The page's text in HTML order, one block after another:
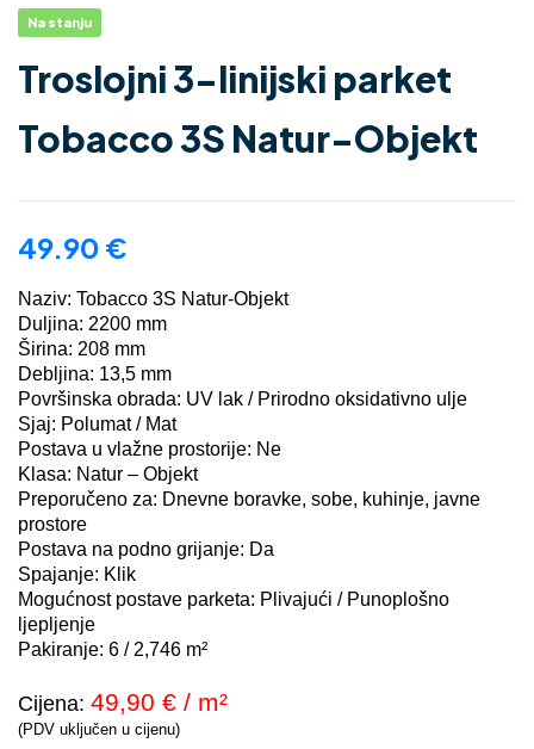
Na stanju
Troslojni 3-linijski parket
Tobacco 3S Natur-Objekt
49.90 €
Naziv: Tobacco 3S Natur-Objekt
Duljina: 2200 mm
Širina: 208 mm
Debljina: 13,5 mm
Površinska obrada: UV lak / Prirodno oksidativno ulje
Sjaj: Polumat / Mat
Postava u vlažne prostorije: Ne
Klasa: Natur – Objekt
Preporučeno za: Dnevne boravke, sobe, kuhinje, javne
prostore
Postava na podno grijanje: Da
Spajanje: Klik
Mogućnost postave parketa: Plivajući / Punoplošno
ljepljenje
Pakiranje: 6 / 2,746 m²
Cijena: 49,90 € / m²
(PDV uključen u cijenu)